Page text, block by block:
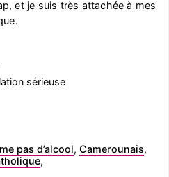
et je suis très attachée à mes
sérieuse
pas d’alcool, Camerounais,
,